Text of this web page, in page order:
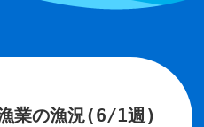
業の漁況(6/1週)